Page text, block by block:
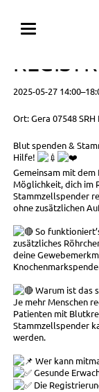
2025-05-27
Ort: Gera 07548
Blut spenden &
Hilfe!
Gemeinsam mit
Möglichkeit, dich im
Stammzellspender
ohne zusätzlichen
So
zusätzliches
deine
Warum ist das
Je mehr Menschen
Patienten mit
Stammzellspender
werden.
Wer kann
Gesunde
Die